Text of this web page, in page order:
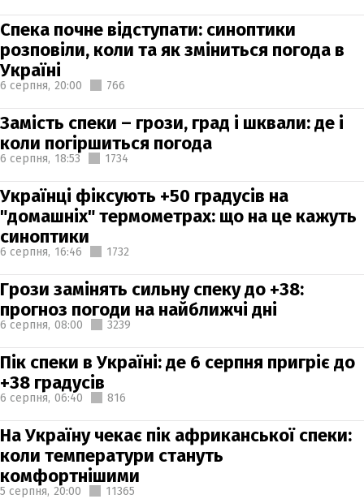
Спека почне відступати: синоптики
розповіли, коли та як зміниться погода в
Україні
6 серпня, 20:00 766
Замість спеки – грози, град і шквали: де і
коли погіршиться погода
6 серпня, 18:53 1734
Українці фіксують +50 градусів на
"домашніх" термометрах: що на це кажуть
синоптики
6 серпня, 16:46 1732
Грози замінять сильну спеку до +38:
прогноз погоди на найближчі дні
6 серпня, 08:00 3239
Пік спеки в Україні: де 6 серпня пригріє до
+38 градусів
6 серпня, 06:40 816
На Україну чекає пік африканської спеки:
коли температури стануть
комфортнішими
5 серпня, 20:00 11365